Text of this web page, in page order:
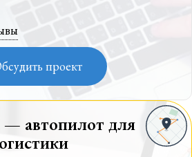
проект
автопилот для